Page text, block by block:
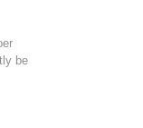
be